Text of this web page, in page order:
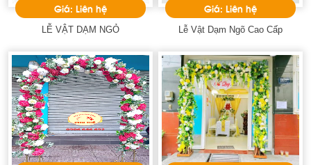
Giá: Liên hệ
LỄ VẬT DẠM NGỎ
Giá: Liên hệ
Lễ Vật Dạm Ngõ Cao Cấp